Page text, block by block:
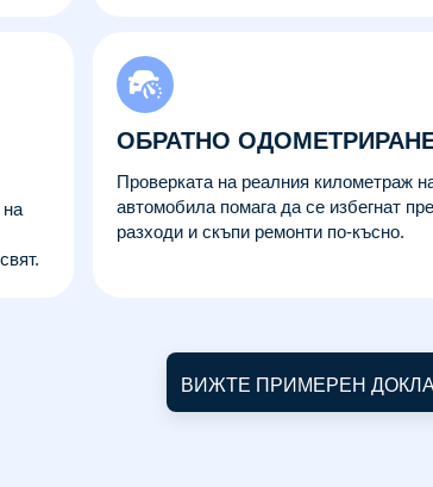
ОБРАТНО
Проверката на реалния километраж
автомобила помага да се избегнат
разходи и скъпи ремонти по-късно.
ВИЖТЕ ПРИМЕРЕН